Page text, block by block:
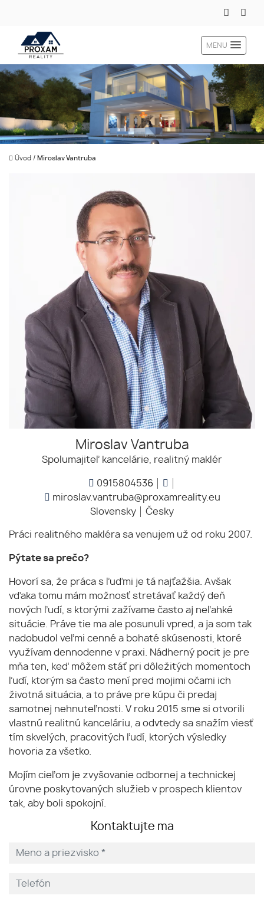
MENU
Úvod / Miroslav Vantruba
Miroslav Vantruba
Spolumajiteľ kancelárie, realitný maklér
0915804536
miroslav.vantruba@proxamreality.eu
Slovensky
Česky
Práci realitného makléra sa venujem už od roku 2007.
Pýtate sa prečo?
Hovorí sa, že práca s ľuďmi je tá najťažšia. Avšak
vďaka tomu mám možnosť stretávať každý deň
nových ľudí, s ktorými zažívame často aj neľahké
situácie. Práve tie ma ale posunuli vpred, a ja som tak
nadobudol veľmi cenné a bohaté skúsenosti, ktoré
využívam dennodenne v praxi. Nádherný pocit je pre
mňa ten, keď môžem stáť pri dôležitých momentoch
ľudí, ktorým sa často mení pred mojimi očami ich
životná situácia, a to práve pre kúpu či predaj
samotnej nehnuteľnosti. V roku 2015 sme si otvorili
vlastnú realitnú kanceláriu, a odvtedy sa snažím viesť
tím skvelých, pracovitých ľudí, ktorých výsledky
hovoria za všetko.
Mojím cieľom je zvyšovanie odbornej a technickej
úrovne poskytovaných služieb v prospech klientov
tak, aby boli spokojní.
Kontaktujte ma